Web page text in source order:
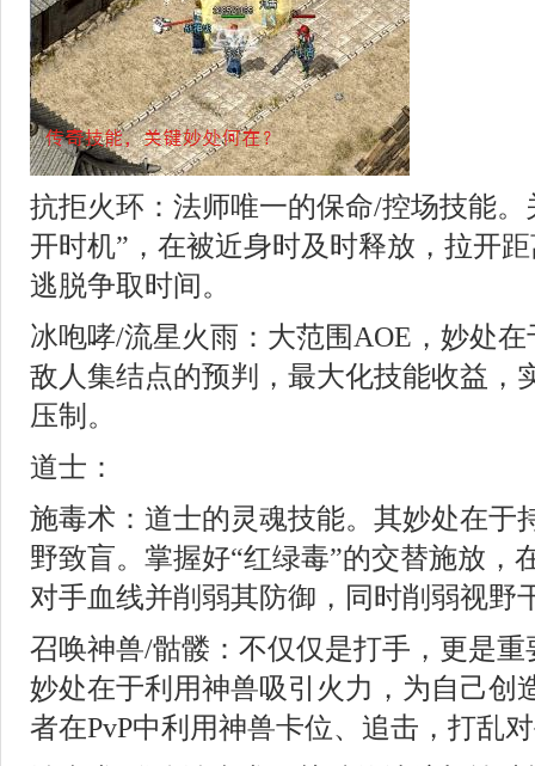
抗拒火环：法师唯一的保命/控场技能。
开时机”，在被近身时及时释放，拉开
逃脱争取时间。
冰咆哮/流星火雨：大范围AOE，妙处
敌人集结点的预判，最大化技能收益，
压制。
道士：
施毒术：道士的灵魂技能。其妙处在于
野致盲。掌握好“红绿毒”的交替施放，
对手血线并削弱其防御，同时削弱视野
召唤神兽/骷髅：不仅仅是打手，更是
妙处在于利用神兽吸引火力，为自己创
者在PvP中利用神兽卡位、追击，打乱